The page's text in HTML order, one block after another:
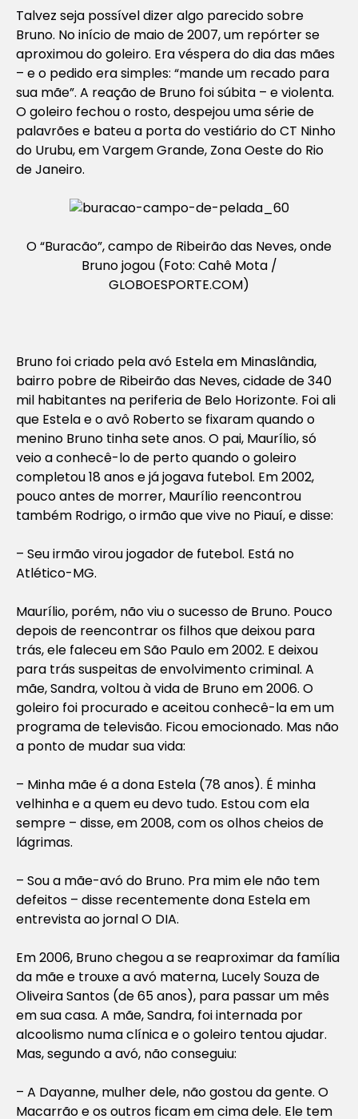
Talvez seja possível dizer algo parecido sobre
Bruno. No início de maio de 2007, um repórter se
aproximou do goleiro. Era véspera do dia das mães
– e o pedido era simples: “mande um recado para
sua mãe”. A reação de Bruno foi súbita – e violenta.
O goleiro fechou o rosto, despejou uma série de
palavrões e bateu a porta do vestiário do CT Ninho
do Urubu, em Vargem Grande, Zona Oeste do Rio
de Janeiro.
O “Buracão”, campo de Ribeirão das Neves, onde
Bruno jogou (Foto: Cahê Mota /
GLOBOESPORTE.COM)
Bruno foi criado pela avó Estela em Minaslândia,
bairro pobre de Ribeirão das Neves, cidade de 340
mil habitantes na periferia de Belo Horizonte. Foi ali
que Estela e o avô Roberto se fixaram quando o
menino Bruno tinha sete anos. O pai, Maurílio, só
veio a conhecê-lo de perto quando o goleiro
completou 18 anos e já jogava futebol. Em 2002,
pouco antes de morrer, Maurílio reencontrou
também Rodrigo, o irmão que vive no Piauí, e disse:
– Seu irmão virou jogador de futebol. Está no
Atlético-MG.
Maurílio, porém, não viu o sucesso de Bruno. Pouco
depois de reencontrar os filhos que deixou para
trás, ele faleceu em São Paulo em 2002. E deixou
para trás suspeitas de envolvimento criminal. A
mãe, Sandra, voltou à vida de Bruno em 2006. O
goleiro foi procurado e aceitou conhecê-la em um
programa de televisão. Ficou emocionado. Mas não
a ponto de mudar sua vida:
– Minha mãe é a dona Estela (78 anos). É minha
velhinha e a quem eu devo tudo. Estou com ela
sempre – disse, em 2008, com os olhos cheios de
lágrimas.
– Sou a mãe-avó do Bruno. Pra mim ele não tem
defeitos – disse recentemente dona Estela em
entrevista ao jornal O DIA.
Em 2006, Bruno chegou a se reaproximar da família
da mãe e trouxe a avó materna, Lucely Souza de
Oliveira Santos (de 65 anos), para passar um mês
em sua casa. A mãe, Sandra, foi internada por
alcoolismo numa clínica e o goleiro tentou ajudar.
Mas, segundo a avó, não conseguiu:
– A Dayanne, mulher dele, não gostou da gente. O
Macarrão e os outros ficam em cima dele. Ele tem